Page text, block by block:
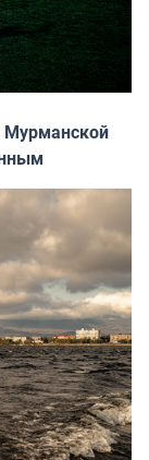
Мурманской